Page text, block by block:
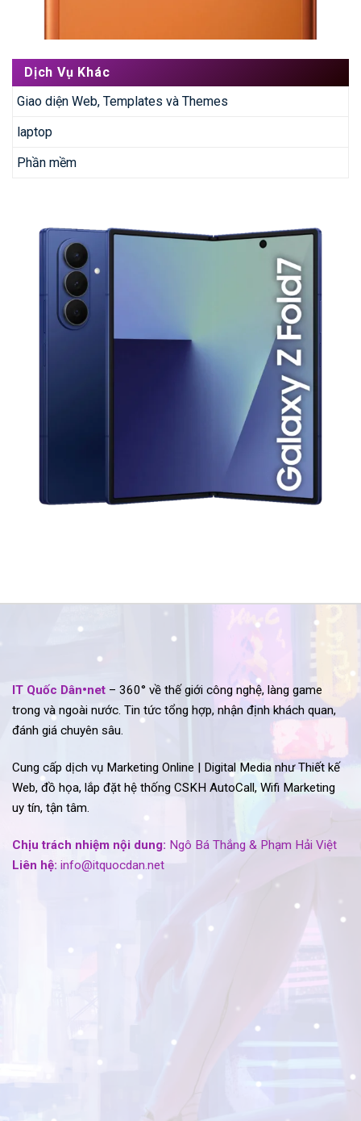
Dịch Vụ Khác
Giao diện Web, Templates và Themes
laptop
Phần mềm
IT Quốc Dân•net – 360° về thế giới công nghệ, làng game
trong và ngoài nước. Tin tức tổng hợp, nhận định khách quan,
đánh giá chuyên sâu.
Cung cấp dịch vụ Marketing Online | Digital Media như Thiết kế
Web, đồ họa, lắp đặt hệ thống CSKH AutoCall, Wifi Marketing
uy tín, tận tâm.
Chịu trách nhiệm nội dung: Ngô Bá Thắng & Phạm Hải Việt
Liên hệ: info@itquocdan.net